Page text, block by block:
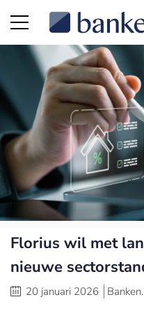
Florius wil met
nieuwe
20 januari 2026